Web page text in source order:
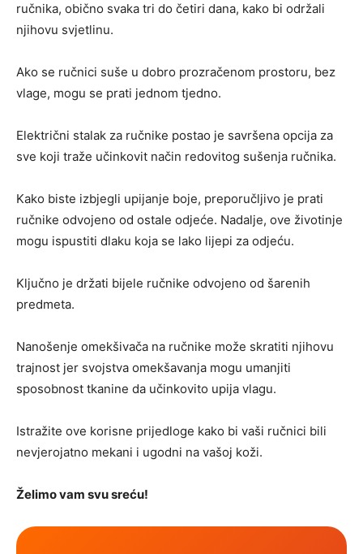
ručnika, obično svaka tri do četiri dana, kako bi održali
njihovu svjetlinu.
Ako se ručnici suše u dobro prozračenom prostoru, bez
vlage, mogu se prati jednom tjedno.
Električni stalak za ručnike postao je savršena opcija za
sve koji traže učinkovit način redovitog sušenja ručnika.
Kako biste izbjegli upijanje boje, preporučljivo je prati
ručnike odvojeno od ostale odjeće. Nadalje, ove životinje
mogu ispustiti dlaku koja se lako lijepi za odjeću.
Ključno je držati bijele ručnike odvojeno od šarenih
predmeta.
Nanošenje omekšivača na ručnike može skratiti njihovu
trajnost jer svojstva omekšavanja mogu umanjiti
sposobnost tkanine da učinkovito upija vlagu.
Istražite ove korisne prijedloge kako bi vaši ručnici bili
nevjerojatno mekani i ugodni na vašoj koži.
Želimo vam svu sreću!